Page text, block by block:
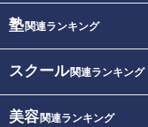
塾関連ランキング
スクール関連ランキング
美容関連ランキング